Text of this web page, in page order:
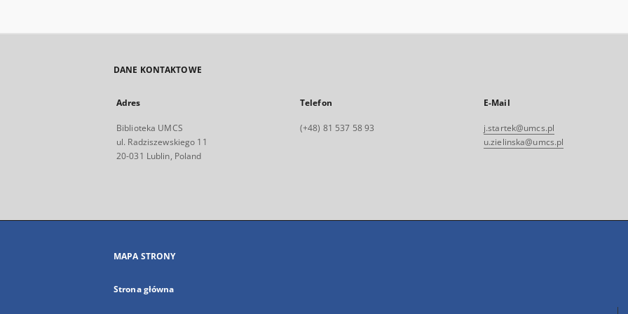
DANE KONTAKTOWE
Adres
Biblioteka UMCS
ul. Radziszewskiego 11
20-031 Lublin, Poland
Telefon
(+48) 81 537 58 93
E-Mail
j.startek@umcs.pl
u.zielinska@umcs.pl
MAPA STRONY
Strona główna